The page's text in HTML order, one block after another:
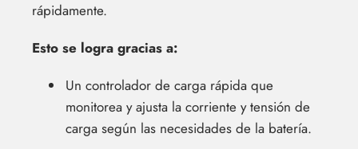
rápidamente.
Esto se logra gracias a:
Un controlador de carga rápida que
monitorea y ajusta la corriente y tensión de
carga según las necesidades de la batería.